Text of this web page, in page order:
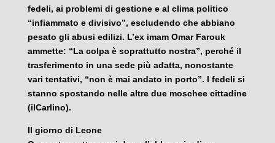
fedeli, ai problemi di gestione e al clima politico
“infiammato e divisivo”, escludendo che abbiano
pesato gli abusi edilizi. L’ex imam Omar Farouk
ammette: “La colpa è soprattutto nostra”, perché il
trasferimento in una sede più adatta, nonostante
vari tentativi, “non è mai andato in porto”. I fedeli si
stanno spostando nelle altre due moschee cittadine
(ilCarlino).
Il giorno di Leone